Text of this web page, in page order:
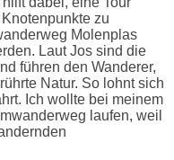
zu
Molenplas
Laut Jos sind die
führen den Wanderer,
Natur. So lohnt sich
Ich wollte bei meinem
laufen, weil